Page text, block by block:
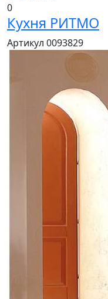
0
Кухня РИТМО
Артикул 0093829